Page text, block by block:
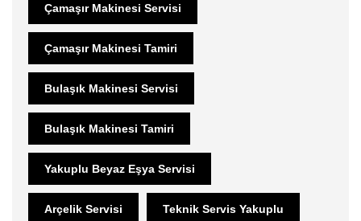
Çamaşır Makinesi Servisi
Çamaşır Makinesi Tamiri
Bulaşık Makinesi Servisi
Bulaşık Makinesi Tamiri
Yakuplu Beyaz Eşya Servisi
Arçelik Servisi Teknik Servis Yakuplu